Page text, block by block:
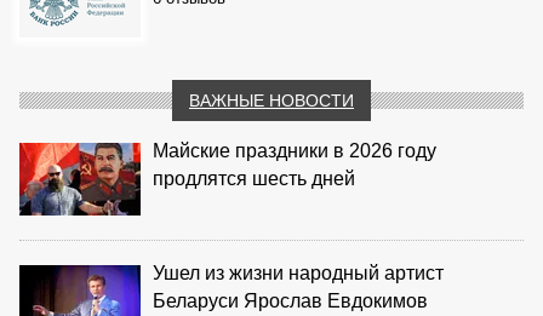
ВАЖНЫЕ НОВОСТИ
Майские праздники в 2026 году
продлятся шесть дней
Ушел из жизни народный артист
Беларуси Ярослав Евдокимов